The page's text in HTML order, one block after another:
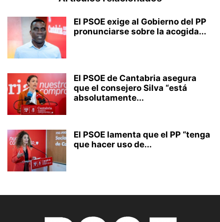
El PSOE exige al Gobierno del PP
pronunciarse sobre la acogida...
El PSOE de Cantabria asegura
que el consejero Silva “está
absolutamente...
El PSOE lamenta que el PP “tenga
que hacer uso de...